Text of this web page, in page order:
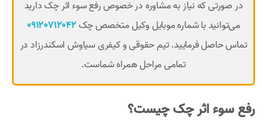
در صورتی که نیاز به مشاوره در خصوص رفع سوء اثر چک دارید
می‌توانید با شماره موبایل وکیل متخصص چک09120712042
تماس حاصل فرمایید. تیم حقوقی و کیفری سیاوش اسکندرزاد در
تمامی مراحل همراه شماست.
رفع سوء اثر چک چیست؟